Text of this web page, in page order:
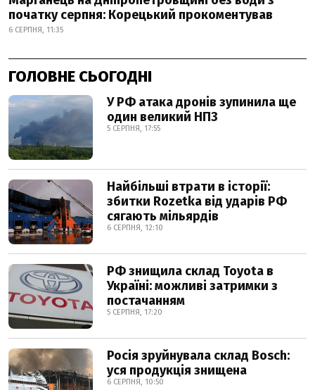
початку серпня: Корецький прокоментував
6 СЕРПНЯ, 11:35
ГОЛОВНЕ СЬОГОДНІ
У РФ атака дронів зупинила ще
один великий НПЗ
5 СЕРПНЯ, 17:55
Найбільші втрати в історії:
збитки Rozetka від ударів РФ
сягають мільярдів
6 СЕРПНЯ, 12:10
РФ знищила склад Toyota в
Україні: можливі затримки з
постачанням
5 СЕРПНЯ, 17:20
Росія зруйнувала склад Bosch:
уся продукція знищена
6 СЕРПНЯ, 10:50